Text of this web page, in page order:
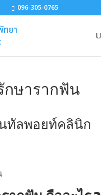
096-305-0765
กษารากฟัน
ทัลพอยท์คลินิก